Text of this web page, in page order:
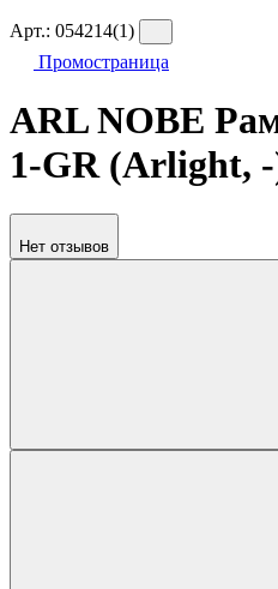
Арт.: 054214(1)
Промостраница
ARL NOBE
1-GR (Arlight, -
Нет отзывов